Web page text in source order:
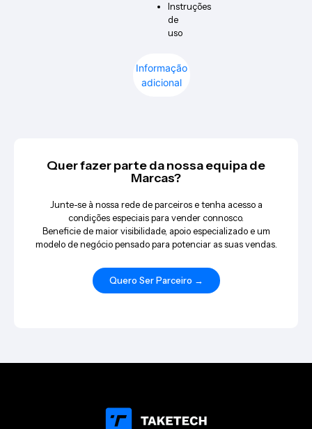
Informação
adicional
Instruções
de
uso
Quer fazer parte da nossa equipa de
Marcas?
Junte-se à nossa rede de parceiros e tenha acesso a
condições especiais para vender connosco.
Beneficie de maior visibilidade, apoio especializado e um
modelo de negócio pensado para potenciar as suas vendas.
Quero Ser Parceiro →